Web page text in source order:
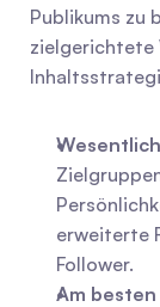
Publikums zu
zielgerichtete
erweiterte
Follower.
Am